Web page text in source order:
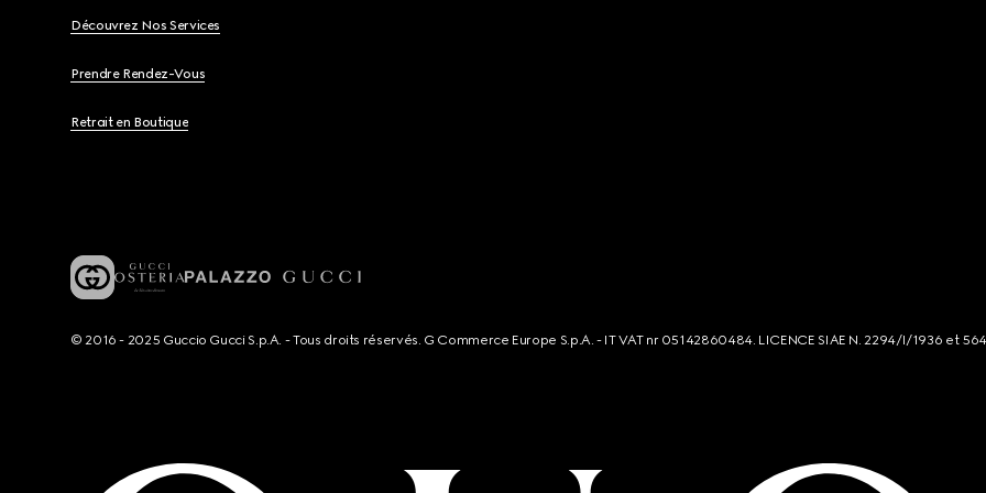
Découvrez Nos Services
Prendre Rendez-Vous
Retrait en Boutique
© 2016 - 2025 Guccio Gucci S.p.A. - Tous droits réservés. G Commerce Europe S.p.A. - IT VAT nr 05142860484. LICENCE SIAE N. 2294/I/1936 et